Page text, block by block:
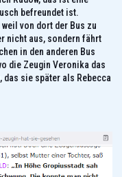
befreundet ist.
von dort der Bus zu
nicht aus, sondern fährt
in den anderen Bus
die Zeugin Veronika das
das sie später als Rebecca